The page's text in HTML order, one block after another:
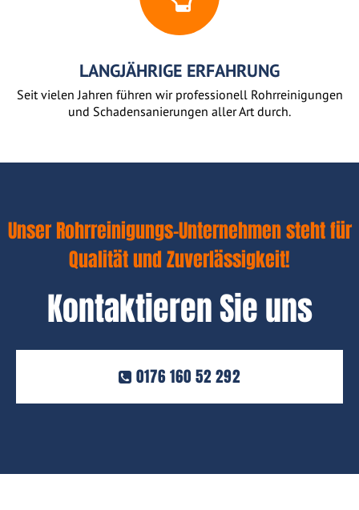
LANGJÄHRIGE ERFAHRUNG
Seit vielen Jahren führen wir professionell Rohrreinigungen
und Schadensanierungen aller Art durch.
Unser Rohrreinigungs-Unternehmen steht für
Qualität und Zuverlässigkeit!
Kontaktieren Sie uns
0176 160 52 292